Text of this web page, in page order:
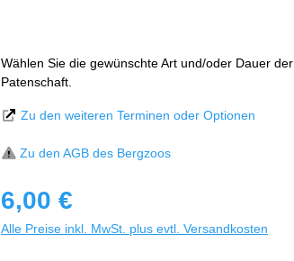
Wählen Sie die gewünschte Art und/oder Dauer der
Patenschaft.
Zu den weiteren Terminen oder Optionen
Zu den AGB des Bergzoos
6,00 €
Alle Preise inkl. MwSt. plus evtl. Versandkosten